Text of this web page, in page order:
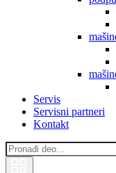
Servis
Servisni partneri
Kontakt